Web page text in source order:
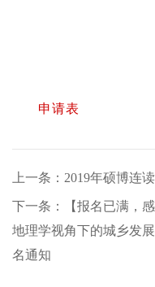
申请表
上一条：2019年硕博连
下一条：【报名已满，
地理学视角下的城乡发
名通知